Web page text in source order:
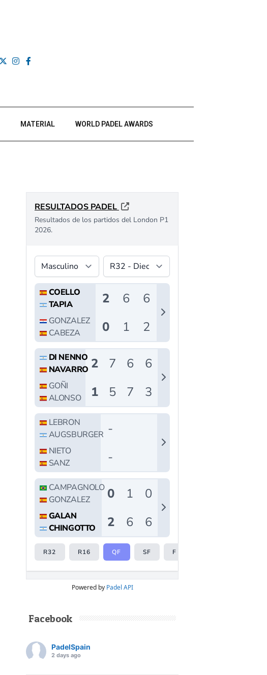
MATERIAL WORLD PADEL AWARDS
Powered by Padel API
Facebook
PadelSpain
2 days ago